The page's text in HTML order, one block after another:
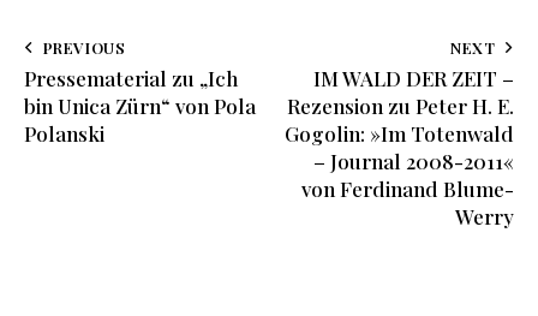
PREVIOUS
Pressematerial zu „Ich
bin Unica Zürn“ von Pola
Polanski
NEXT
IM WALD DER ZEIT –
Rezension zu Peter H. E.
Gogolin: »Im Totenwald
– Journal 2008-2011«
von Ferdinand Blume-
Werry